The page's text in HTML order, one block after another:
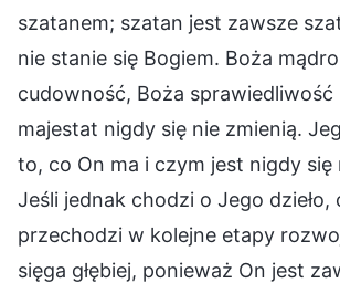
szatanem; szatan jest zawsze
nie stanie się Bogiem. Boża
cudowność, Boża sprawiedliwość
majestat nigdy się nie zmienią.
to, co On ma i czym jest nigdy się
Jeśli jednak chodzi o Jego dzieło,
przechodzi w kolejne etapy
sięga głębiej, ponieważ On jest